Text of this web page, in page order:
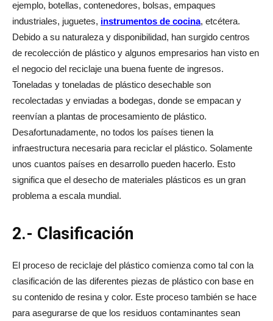
ejemplo, botellas, contenedores, bolsas, empaques
industriales, juguetes, instrumentos de cocina, etcétera.
Debido a su naturaleza y disponibilidad, han surgido centros
de recolección de plástico y algunos empresarios han visto en
el negocio del reciclaje una buena fuente de ingresos.
Toneladas y toneladas de plástico desechable son
recolectadas y enviadas a bodegas, donde se empacan y
reenvían a plantas de procesamiento de plástico.
Desafortunadamente, no todos los países tienen la
infraestructura necesaria para reciclar el plástico. Solamente
unos cuantos países en desarrollo pueden hacerlo. Esto
significa que el desecho de materiales plásticos es un gran
problema a escala mundial.
2.- Clasificación
El proceso de reciclaje del plástico comienza como tal con la
clasificación de las diferentes piezas de plástico con base en
su contenido de resina y color. Este proceso también se hace
para asegurarse de que los residuos contaminantes sean